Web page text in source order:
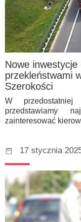
Nowe
przekleństwami
Szerokości
W przedostatniej
przedstawiamy
zainteresować
17 stycznia